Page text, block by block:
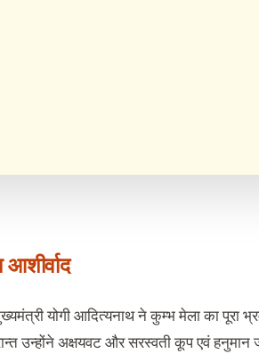
योगी आदित्यनाथ ने कुम्भ मेला का पूरा
उन्होंने अक्षयवट और सरस्वती कूप एवं हनुमान